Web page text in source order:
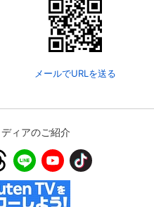
メールでURLを送る
ィアのご紹介